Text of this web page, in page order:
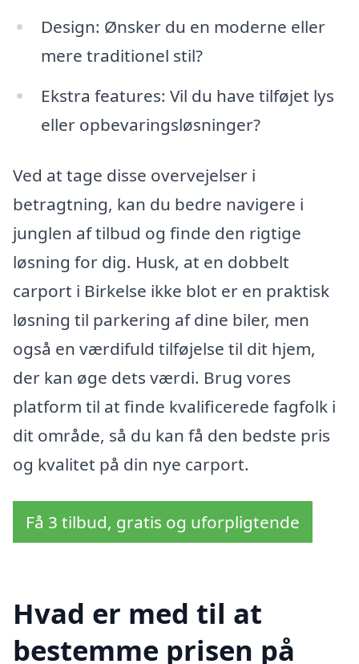
Design: Ønsker du en moderne eller
mere traditionel stil?
Ekstra features: Vil du have tilføjet lys
eller opbevaringsløsninger?
Ved at tage disse overvejelser i
betragtning, kan du bedre navigere i
junglen af tilbud og finde den rigtige
løsning for dig. Husk, at en dobbelt
carport i Birkelse ikke blot er en praktisk
løsning til parkering af dine biler, men
også en værdifuld tilføjelse til dit hjem,
der kan øge dets værdi. Brug vores
platform til at finde kvalificerede fagfolk i
dit område, så du kan få den bedste pris
og kvalitet på din nye carport.
Få 3 tilbud, gratis og uforpligtende
Hvad er med til at
bestemme prisen på